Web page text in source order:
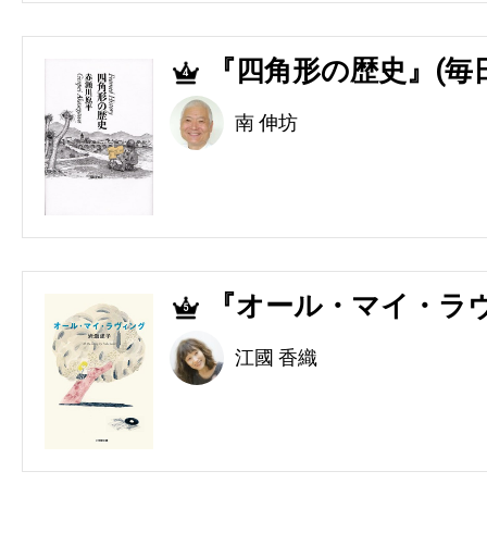
4 『四角形の歴史』(毎
南 伸坊
5 『オール・マイ・ラ
江國 香織